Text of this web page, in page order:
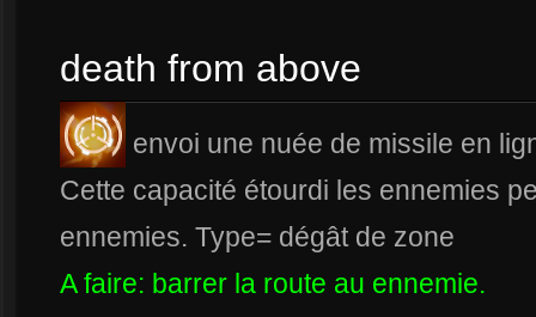
death from above
envoi une nuée de missile en
Cette capacité étourdi les ennemies
ennemies. Type= dégât de zone
A faire: barrer la route au ennemie.